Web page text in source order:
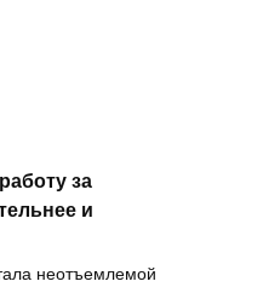
за
и
неотъемлемой